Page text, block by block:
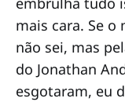
mais cara. Se o
não sei, mas
do Jonathan
esgotaram, eu